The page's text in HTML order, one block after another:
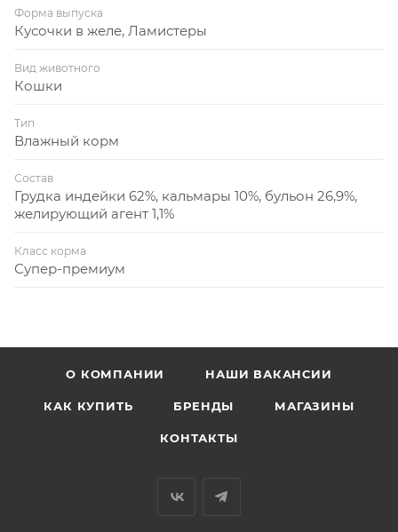
Форма выпуска
Кусочки в желе, Ламистеры
Вид животного
Кошки
Тип
Влажный корм
Состав
Грудка индейки 62%, кальмары 10%, бульон 26,9%,
желирующий агент 1,1%
Класс корма
Супер-премиум
О КОМПАНИИ НАШИ ВАКАНСИИ
КАК КУПИТЬ БРЕНДЫ МАГАЗИНЫ
КОНТАКТЫ